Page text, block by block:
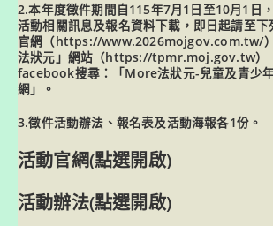
2.本年度徵件期間自115年7月1日至10月1日
活動相關訊息及報名資料下載，即日起請至
官網（https://www.2026mojgov.com.tw/
法狀元」網站（https://tpmr.moj.gov.tw）
facebook搜尋：「More法狀元-兒童及青少
網」。
3.徵件活動辦法、報名表及活動海報各1份。
活動官網(點選開啟)
活動辦法(點選開啟)